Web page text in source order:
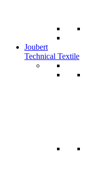
Joubert
Technical Textile